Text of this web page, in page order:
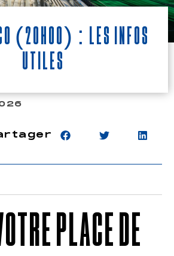
(20h00) : Les infos
utiles
PLACE DE